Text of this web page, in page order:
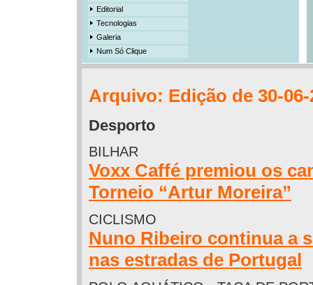
Editorial
Tecnologias
Galeria
Num Só Clique
Arquivo: Edição de 30-06-
Desporto
BILHAR
Voxx Caffé premiou os
Torneio “Artur Moreira”
CICLISMO
Nuno Ribeiro continua a
nas estradas de Portugal